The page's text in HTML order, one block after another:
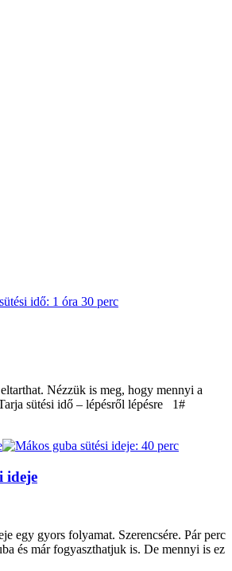
Nézzük is meg, hogy mennyi a
sütési idő – lépésről lépésre 1#
ideje
egy gyors folyamat. Szerencsére. Pár perc
és már fogyaszthatjuk is. De mennyi is ez